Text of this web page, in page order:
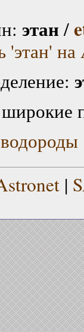
этан/
'этан'
|